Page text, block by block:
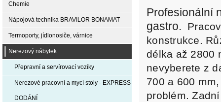
Profesionální
gastro.
konstrukce.
délka až 2800
nevyberete z
700 a 600
problém.
Chemie
Nápojová technika BRAVILOR BONAMAT
Termoporty, jídlonosiče, várnice
Nerezový nábytek
Přepravní a servírovací vozíky
Nerezové pracovní a mycí stoly - EXPRESS
DODÁNÍ